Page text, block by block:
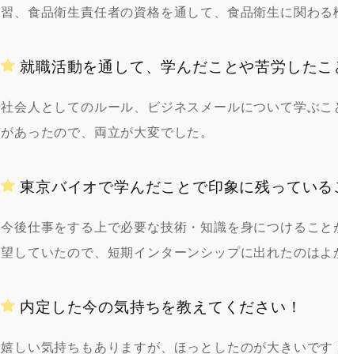
習、食品衛生責任者の資格を通して、食品衛生に関わる
就職活動を通して、学んだことや苦労したこ
社会人としてのルール、ビジネスメールについて学ぶ
があったので、両立が大変でした。
東京バイオで学んだことで印象に残っている
今後仕事をする上で必要な技術・知識を身につけるこ
望していたので、短期インターンシップに出れたのはよ
内定した今の気持ちを教えてください！
嬉しい気持ちもありますが、ほっとしたのが大きいで